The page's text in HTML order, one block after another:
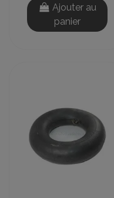
Ajouter au
panier